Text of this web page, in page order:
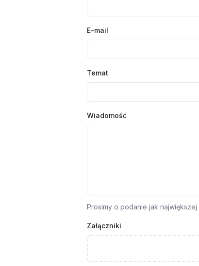
E-mail
Temat
Wiadomość
Prosimy o podanie jak największej
Załączniki